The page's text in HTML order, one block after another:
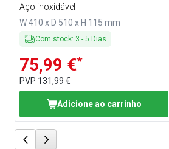
Aço inoxidável
W 410 x D 510 x H 115 mm
Com stock: 3 - 5 Dias
75,99 €*
PVP 131,99 €
Adicione ao carrinho